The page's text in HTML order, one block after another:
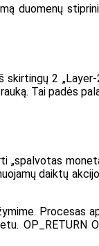
duomenų
2
Tai padės
daiktų
OP_RETURN